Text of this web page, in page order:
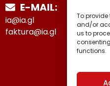
To provide
and/or
us to
functions.
E-MAIL:
ia@ia.gl
faktura@ia.gl